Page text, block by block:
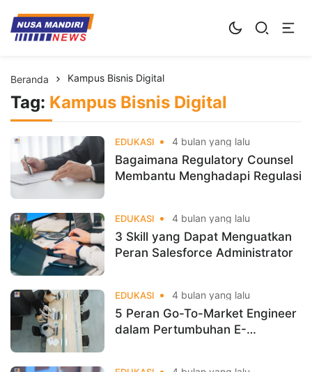
Kampus Digital Bisnis
Universitas Nusa Mandiri
Beranda Kampus Bisnis Digital
Tag: Kampus Bisnis Digital
EDUKASI 4 bulan yang lalu
Bagaimana Regulatory Counsel
Membantu Menghadapi Regulasi
EDUKASI 4 bulan yang lalu
3 Skill yang Dapat Menguatkan
Peran Salesforce Administrator
EDUKASI 4 bulan yang lalu
5 Peran Go-To-Market Engineer
dalam Pertumbuhan E-